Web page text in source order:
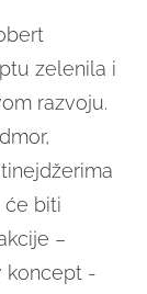
zelenila i
razvoju.
će biti
–
koncept -